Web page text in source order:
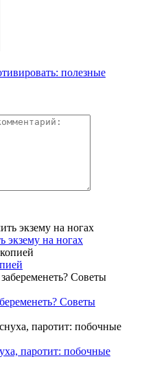
полезные
экзему на ногах
Советы
паротит: побочные